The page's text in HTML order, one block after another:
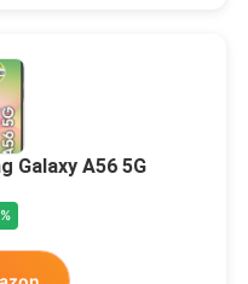
Galaxy A56 5G